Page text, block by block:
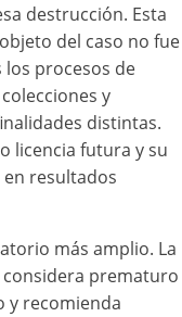
destrucción. Esta
del caso no fue
procesos de
y
distintas.
licencia futura y su
resultados
más amplio. La
prematuro
y recomienda